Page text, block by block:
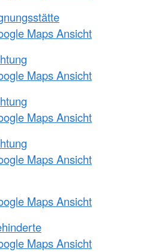
Maps Ansicht
Maps Ansicht
Maps Ansicht
Maps Ansicht
Maps Ansicht
Maps Ansicht